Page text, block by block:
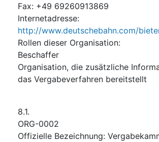
Fax: +49 69260913869
Internetadresse:
http://www.deutschebahn.com/
Rollen dieser Organisation:
Beschaffer
Organisation, die zusätzliche
das Vergabeverfahren bereitstellt
8.1.
ORG-0002
Offizielle Bezeichnung: